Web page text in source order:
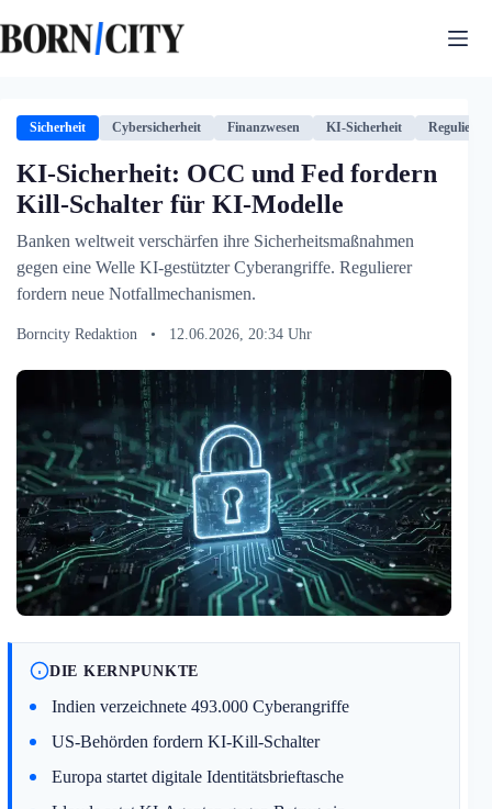
Inhalt
springen
Sicherheit Cybersicherheit Finanzwesen KI-Sicherheit
KI-Sicherheit: OCC und Fed fordern
Kill-Schalter für KI-Modelle
Banken weltweit verschärfen ihre Sicherheitsmaßnahmen
gegen eine Welle KI-gestützter Cyberangriffe. Regulierer
fordern neue Notfallmechanismen.
Borncity Redaktion • 12.06.2026, 20:34 Uhr
DIE KERNPUNKTE
Indien verzeichnete 493.000 Cyberangriffe
US-Behörden fordern KI-Kill-Schalter
Europa startet digitale Identitätsbrieftasche